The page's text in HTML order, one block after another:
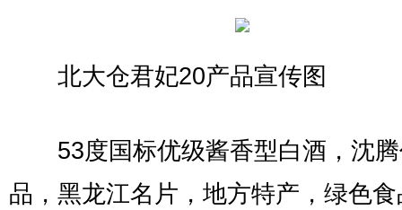
北大仓君妃20产品宣传图
53度国标优级酱香型白酒，沈腾
品，黑龙江名片，地方特产，绿色